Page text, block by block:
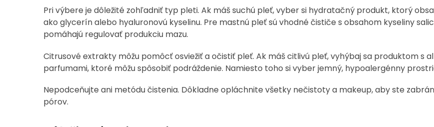
Pri výbere je dôležité zohľadniť typ pleti. Ak máš suchú pleť, vyber si hydratačný produkt, ktorý
ako glycerín alebo hyaluronovú kyselinu. Pre mastnú pleť sú vhodné čističe s obsahom kyseliny
pomáhajú regulovať produkciu mazu.
Citrusové extrakty môžu pomôcť osviežiť a očistiť pleť. Ak máš citlivú pleť, vyhýbaj sa produktom s
parfumami, ktoré môžu spôsobiť podráždenie. Namiesto toho si vyber jemný, hypoalergénny
Nepodceňujte ani metódu čistenia. Dôkladne opláchnite všetky nečistoty a makeup, aby ste
pórov.